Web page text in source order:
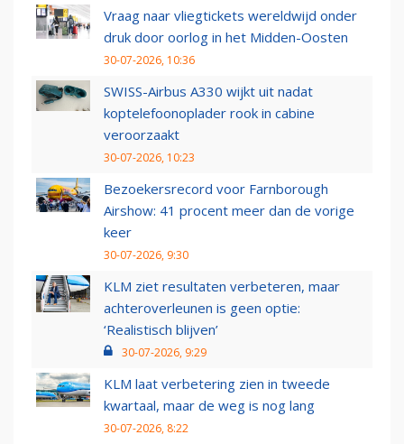
Vraag naar vliegtickets wereldwijd onder
druk door oorlog in het Midden-Oosten
30-07-2026, 10:36
SWISS-Airbus A330 wijkt uit nadat
koptelefoonoplader rook in cabine
veroorzaakt
30-07-2026, 10:23
Bezoekersrecord voor Farnborough
Airshow: 41 procent meer dan de vorige
keer
30-07-2026, 9:30
KLM ziet resultaten verbeteren, maar
achteroverleunen is geen optie:
‘Realistisch blijven’
30-07-2026, 9:29
KLM laat verbetering zien in tweede
kwartaal, maar de weg is nog lang
30-07-2026, 8:22